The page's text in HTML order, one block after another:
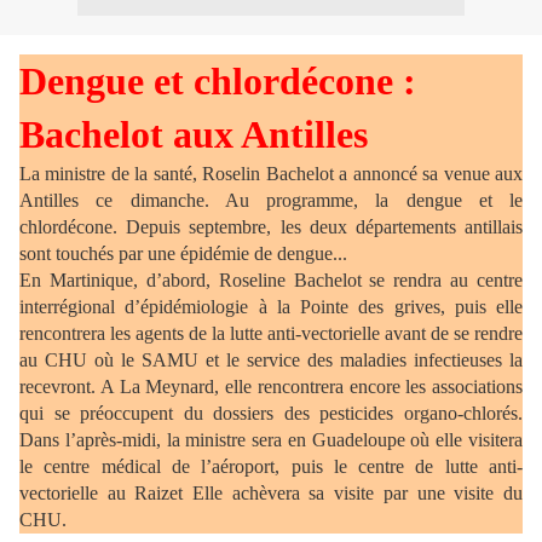
Dengue et chlordécone :
Bachelot aux Antilles
La ministre de la santé, Roselin Bachelot a annoncé sa venue aux
Antilles ce dimanche. Au programme, la dengue et le
chlordécone. Depuis septembre, les deux départements antillais
sont touchés par une épidémie de dengue...
En Martinique, d’abord, Roseline Bachelot se rendra au centre
interrégional d’épidémiologie à la Pointe des grives, puis elle
rencontrera les agents de la lutte anti-vectorielle avant de se rendre
au CHU où le SAMU et le service des maladies infectieuses la
recevront. A La Meynard, elle rencontrera encore les associations
qui se préoccupent du dossiers des pesticides organo-chlorés.
Dans l’après-midi, la ministre sera en Guadeloupe où elle visitera
le centre médical de l’aéroport, puis le centre de lutte anti-
vectorielle au Raizet Elle achèvera sa visite par une visite du
CHU.